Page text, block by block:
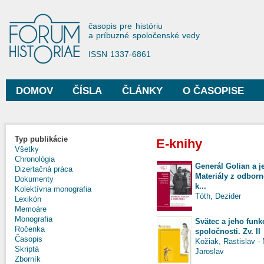
Forum Historiae
časopis pre históriu
a príbuzné spoločenské vedy
ISSN 1337-6861
Hlavné menu
DOMOV ČÍSLA ČLÁNKY O ČASOPISE
Typ publikácie
Všetky
Chronológia
Dizertačná práca
Dokumenty
Kolektívna monografia
Lexikón
Memoáre
Monografia
Ročenka
Časopis
Skriptá
Zborník
E-knihy
Generál Golian a
Materiály z
k...
Tóth, Dezider
Svätec a jeho
spoločnosti. Zv. II
Kožiak, Rastislav -
Jaroslav